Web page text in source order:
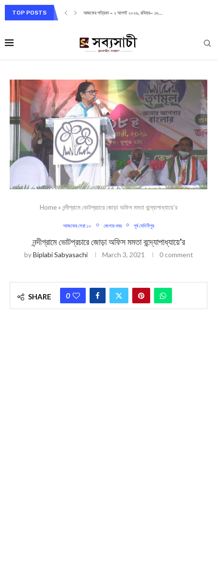
TOP POSTS আজকের পত্রিকা – ২ আগস্ট ২০২৬, রবিবার– ১৬...
Home » নন্দীগ্রামে ভোটপ্রচারে জোড়া অফিস মমতা বন্দ্যোপাধ্যায়ে’র
আজকের সেরা ১০ জেলার খবর পূর্ব মেদিনীপুর
নন্দীগ্রামে ভোটপ্রচারে জোড়া অফিস মমতা বন্দ্যোপাধ্যায়ে’র
byBiplabi Sabyasachi March 3, 2021 0 comment
SHARE 0